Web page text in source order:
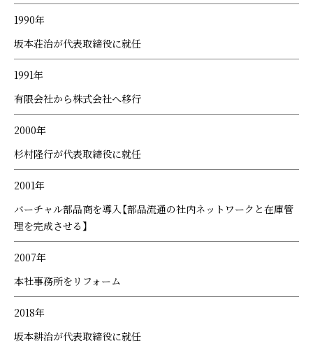
1990年
坂本荘治が代表取締役に就任
1991年
有限会社から株式会社へ移行
2000年
杉村隆行が代表取締役に就任
2001年
バーチャル部品商を導入【部品流通の社内ネットワークと在庫管
理を完成させる】
2007年
本社事務所をリフォーム
2018年
坂本耕治が代表取締役に就任